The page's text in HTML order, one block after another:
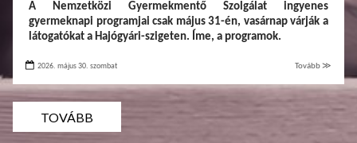
A Nemzetközi Gyermekmentő Szolgálat ingyenes
gyermeknapi programjai csak május 31-én, vasárnap várják a
látogatókat a Hajógyári-szigeten. Íme, a programok.
2026. május 30. szombat Tovább ≫
TOVÁBB